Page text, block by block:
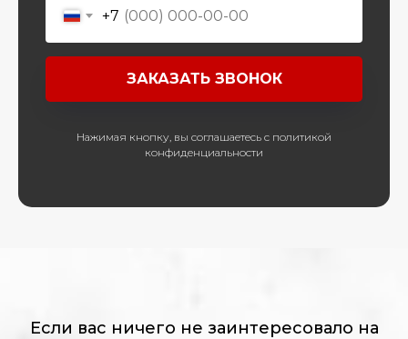
+7
ЗАКАЗАТЬ ЗВОНОК
Нажимая кнопку, вы соглашаетесь с политикой
конфиденциальности
Если вас ничего не заинтересовало на